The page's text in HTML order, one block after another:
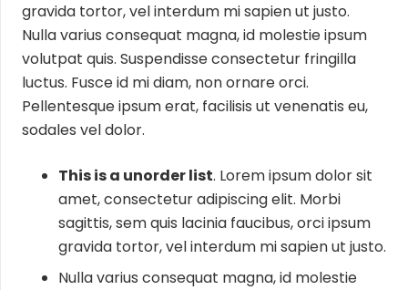
gravida tortor, vel interdum mi sapien ut justo.
Nulla varius consequat magna, id molestie ipsum
volutpat quis. Suspendisse consectetur fringilla
luctus. Fusce id mi diam, non ornare orci.
Pellentesque ipsum erat, facilisis ut venenatis eu,
sodales vel dolor.
This is a unorder list. Lorem ipsum dolor sit
amet, consectetur adipiscing elit. Morbi
sagittis, sem quis lacinia faucibus, orci ipsum
gravida tortor, vel interdum mi sapien ut justo.
Nulla varius consequat magna, id molestie